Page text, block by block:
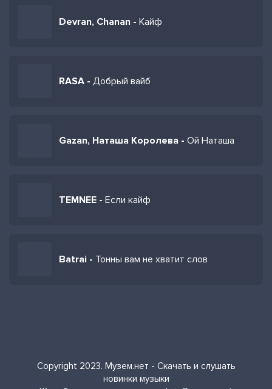
Devran, Chanan - Кайф
RASA - Добрый вайб
Gazan, Наташа Королева - Ой Наташа
TEMNEE - Если кайф
Batrai - Тонны вам не хватит слов
Copyright 2023. Музем.нет - Скачать и слушать
новинки музыки